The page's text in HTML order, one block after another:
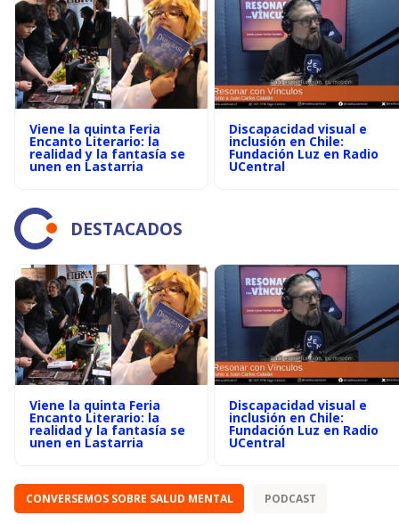
Viene la quinta Feria
Encanto Literario: la
realidad y la fantasía se
unen en Lastarria
Discapacidad visual e
inclusión en Chile:
Fundación Luz en Radio
UCentral
DESTACADOS
Viene la quinta Feria
Encanto Literario: la
realidad y la fantasía se
unen en Lastarria
Discapacidad visual e
inclusión en Chile:
Fundación Luz en Radio
UCentral
CONVERSEMOS SOBRE SALUD MENTAL PODCAST